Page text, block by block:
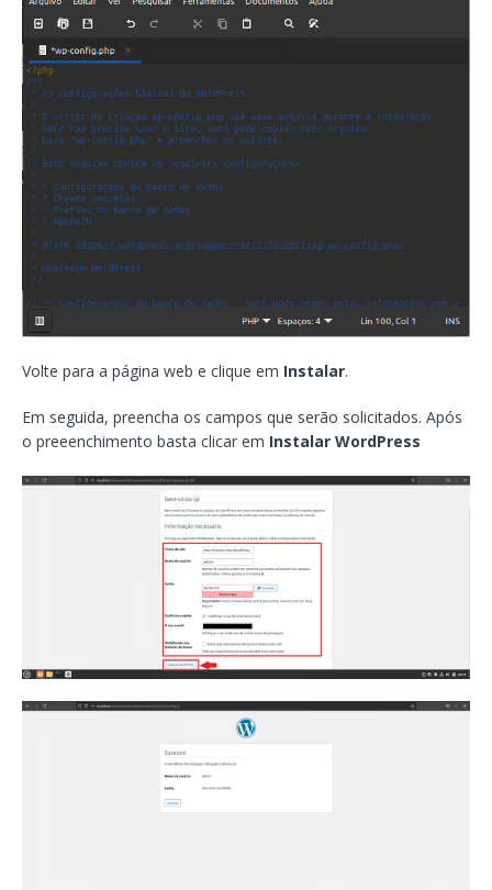
Volte para a página web e clique em Instalar.
Em seguida, preencha os campos que serão solicitados. Após
o preeenchimento basta clicar em Instalar WordPress